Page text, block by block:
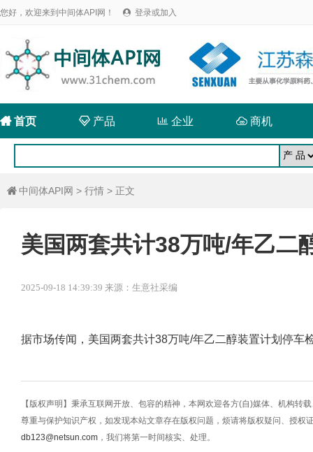
您好，欢迎来到中间体API网！  登录或加入
首页 产品  企业  商机
 中间体API网 > 行情 > 正文
美国两套共计38万吨/年乙二
2025-09-18 14:39:39 来源：生意社采编
据市场传闻，美国两套共计38万吨/年乙二醇装置计划停车
【版权声明】秉承互联网开放、包容的精神，本网欢迎各方(自)媒体、机构转
尊重与保护知识产权，如发现本站文章存在版权问题，烦请将版权疑问、授权
db123@netsun.com ，我们将第一时间核实、处理。